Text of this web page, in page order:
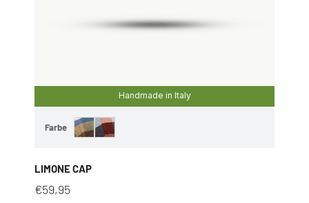
Handmade in Italy
Farbe
LIMONE CAP
€59,95